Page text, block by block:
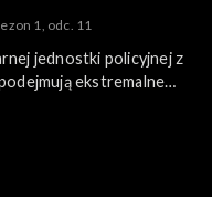
1, odc. 11
jednostki policyjnej z
ekstremalne